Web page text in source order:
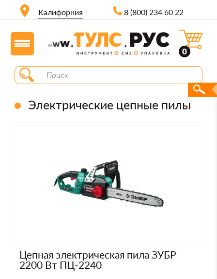
Калифорния 8 (800) 234 60 22
0
Электрические цепные пилы
Цепная электрическая пила ЗУБР
2200 Вт ПЦ-2240